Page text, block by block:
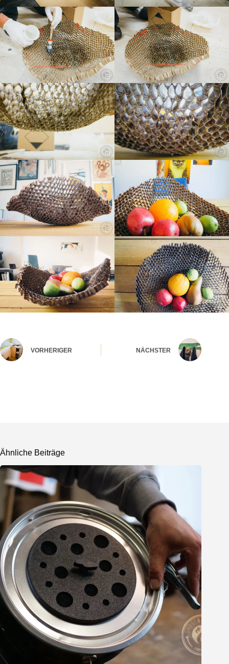
VORHERIGER NÄCHSTER
Ähnliche Beiträge